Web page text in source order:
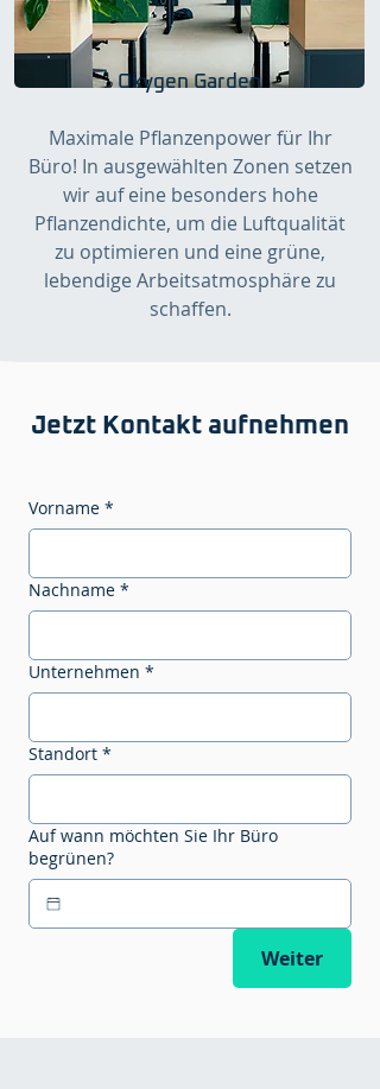
Oxygen Garden
Maximale Pflanzenpower für Ihr
Büro! In ausgewählten Zonen setzen
wir auf eine besonders hohe
Pflanzendichte, um die Luftqualität
zu optimieren und eine grüne,
lebendige Arbeitsatmosphäre zu
schaffen.
Jetzt Kontakt aufnehmen
Vorname *
Nachname *
Unternehmen *
Standort *
Auf wann möchten Sie Ihr Büro
begrünen?
Weiter